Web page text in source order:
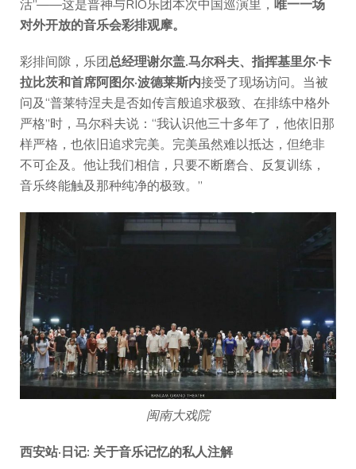
活”——这是普神与RIO乐团本次中国巡演里， 唯一一场
对外开放的音乐会彩排观摩。
彩排间隙，乐团总经理谢尔盖.马尔科夫、指挥基里尔·卡
拉比茨和首席阿图尔·波德莱斯内接受了现场访问。当被
问及“普莱特涅夫是否如传言般追求极致、在排练中格外
严格”时，马尔科夫说：“我认识他三十多年了，他依旧那
样严格，也依旧追求完美。完美虽然难以抵达，但绝非
不可企及。他让我们相信，只要不断磨合、反复训练，
音乐终能触及那种纯净的极致。”
闽南大戏院
西安站·日记: 关于音乐记忆的私人注解